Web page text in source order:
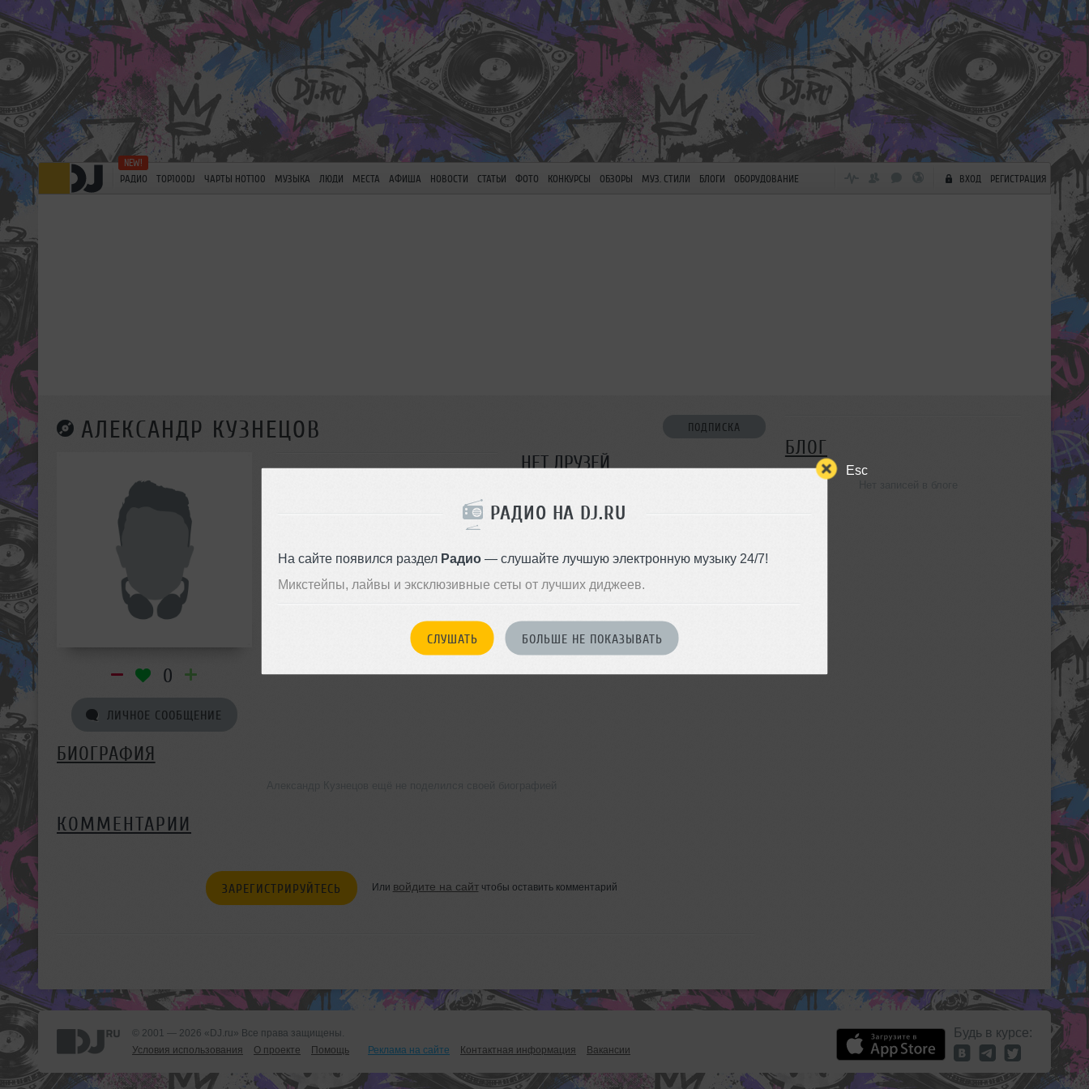
Esc
РАДИО НА DJ.RU
На сайте появился раздел Радио— слушайте лучшую электронную музыку 24/7!
Микстейпы, лайвы и эксклюзивные сеты от лучших диджеев.
СЛУШАТЬ БОЛЬШЕ НЕ ПОКАЗЫВАТЬ
РАДИО TOP100DJ ЧАРТЫ HOT100 МУЗЫКА ЛЮДИ МЕСТА АФИША НОВОСТИ СТАТЬИ ФОТО КОНКУРСЫ ОБЗОРЫ МУЗ. СТИЛИ БЛОГИ ОБОРУДОВАНИЕ ВХОД РЕГИСТРАЦИЯ
АЛЕКСАНДР КУЗНЕЦОВ ПОДПИСКА
0
ЛИЧНОЕ СООБЩЕНИЕ
НЕТ ДРУЗЕЙ
БИОГРАФИЯ
КОММЕНТАРИИ
ЗАРЕГИСТРИРУЙТЕСЬ Или войдите на сайтчтобы оставить комментарий
БЛОГ
© 2001 — 2026 «DJ.ru» Все права защищены.
Условия использования
О проекте Помощь Реклама на сайте Контактная информация Вакансии
Будь в курсе: